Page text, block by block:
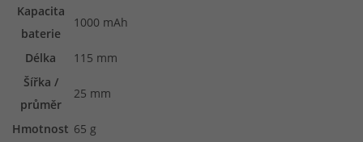
Kapacita
baterie
1000 mAh
Délka
115 mm
Šířka /
průměr
25 mm
Hmotnost 65 g